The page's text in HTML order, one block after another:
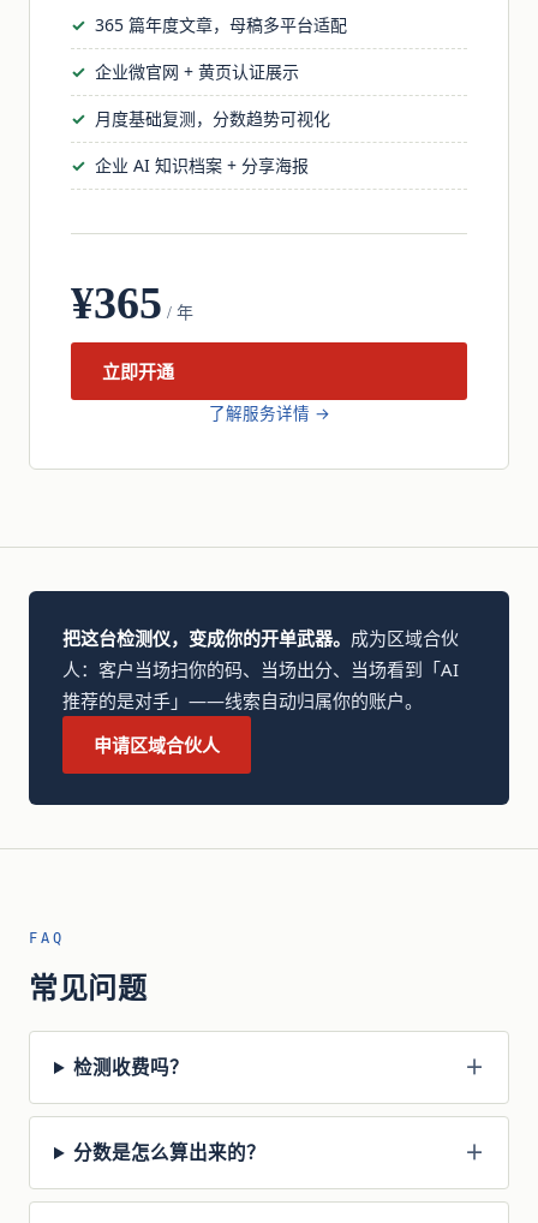
365 篇年度文章，母稿多平台适配
企业微官网 + 黄页认证展示
月度基础复测，分数趋势可视化
企业 AI 知识档案 + 分享海报
¥365 / 年
立即开通
了解服务详情 →
把这台检测仪，变成你的开单武器。 成为区域合伙
人：客户当场扫你的码、当场出分、当场看到「AI
推荐的是对手」——线索自动归属你的账户。
申请区域合伙人
FAQ
常见问题
检测收费吗？
分数是怎么算出来的？